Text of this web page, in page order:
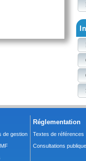
de gestion
Réglementation
Textes de références
Consultations